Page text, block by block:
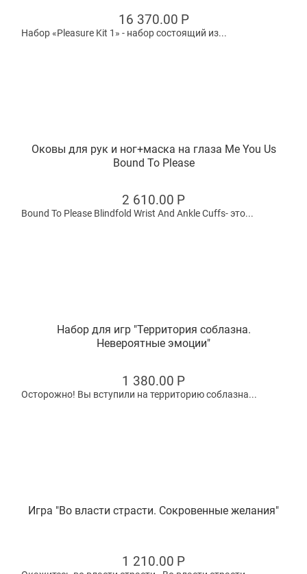
16 370.00 Р
Набор «Pleasure Kit 1» - набор состоящий из...
Оковы для рук и ног+маска на глаза Me You Us
Bound To Please
2 610.00 Р
Bound To Please Blindfold Wrist And Ankle Cuffs- это...
Набор для игр "Территория соблазна.
Невероятные эмоции"
1 380.00 Р
Осторожно! Вы вступили на территорию соблазна...
Игра "Во власти страсти. Сокровенные желания"
1 210.00 Р